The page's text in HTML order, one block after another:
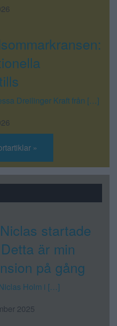
Dreilinger Kraft från […]
»
startade
är min
på gång
Holm i […]
2025